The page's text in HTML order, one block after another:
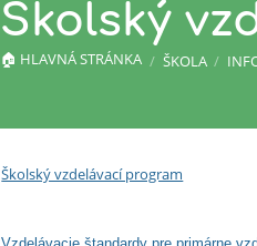
Školský
🏠︎ HLAVNÁ STRÁNKA / ŠKOLA /
Školský
vzdelávací
Školský vzdelávací program